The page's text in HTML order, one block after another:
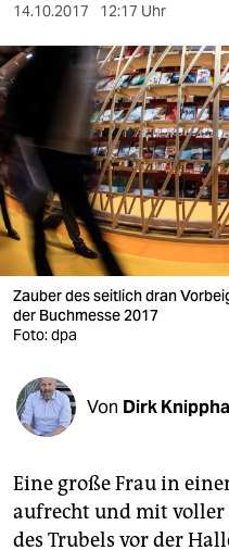
sport
berlin
nord
wahrheit
verlag
verlag
veranstaltungen
fragen & hilfe
abo
genossenschaft
14.10.2017 12:17 Uhr
Zauber des seitlich dran
der Buchmesse 2017
Foto: dpa
Von Dirk
Eine große Frau in
aufrecht und mit
des Trubels vor der